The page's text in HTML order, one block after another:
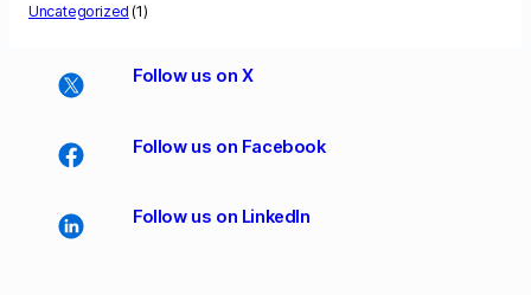
Uncategorized (1)
Follow us on X
Follow us on Facebook
Follow us on LinkedIn